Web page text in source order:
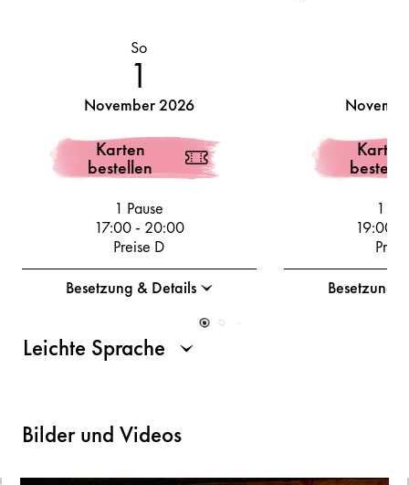
So
1
November 2026
Karten
bestellen
1 Pause
17:00- 20:00
Preise D
Besetzung & Details
Karten
1
19:00
Besetzung
Leichte Sprache
Bilder und Videos